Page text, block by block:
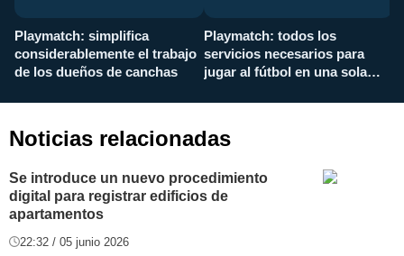
Playmatch: simplifica
considerablemente el trabajo
de los dueños de canchas
Playmatch: todos los
servicios necesarios para
jugar al fútbol en una sola
Noticias relacionadas
Se introduce un nuevo procedimiento
digital para registrar edificios de
apartamentos
22:32 / 05 junio 2026